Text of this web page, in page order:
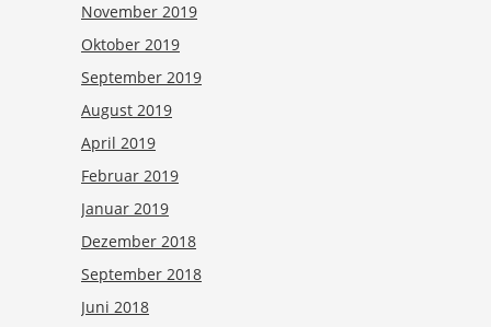
November 2019
Oktober 2019
September 2019
August 2019
April 2019
Februar 2019
Januar 2019
Dezember 2018
September 2018
Juni 2018